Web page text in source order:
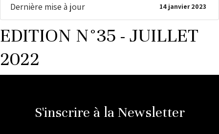
Dernière mise à jour 14 janvier 2023
EDITION N°35 - JUILLET
2022
S'inscrire à la Newsletter